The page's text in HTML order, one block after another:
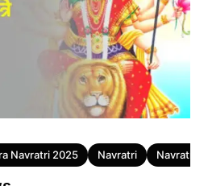
Navratri 2025 Navratri Navratri